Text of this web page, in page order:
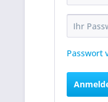
Passwort